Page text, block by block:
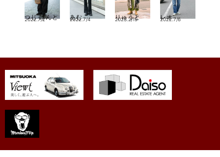
つじ けんと
2022.7/2 あむ
2022.7/4 りゅうと
2023.2/19 レオ
2022.7/6